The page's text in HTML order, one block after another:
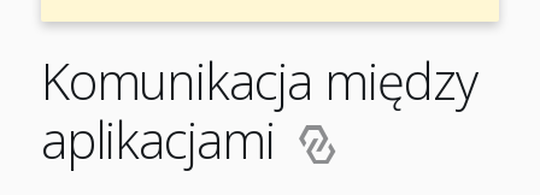
Komunikacja między
aplikacjami